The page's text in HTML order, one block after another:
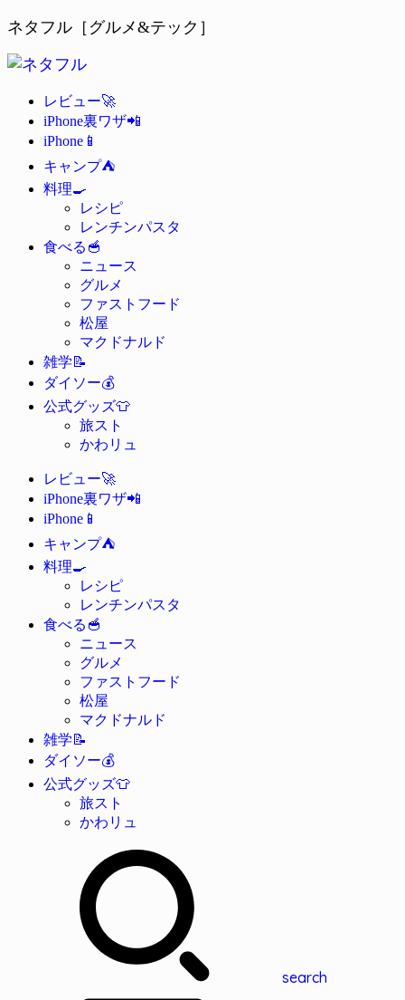
ネタフル［グルメ&テック］
レビュー🚀
iPhone裏ワザ📲
iPhone 📱
キャンプ⛺
料理🍳
レシピ
レンチンパスタ
食べる 🥣
ニュース
グルメ
ファストフード
松屋
マクドナルド
雑学📝
ダイソー💰
公式グッズ👕
旅スト
かわリュ
レビュー🚀
iPhone裏ワザ📲
iPhone 📱
キャンプ⛺
料理🍳
レシピ
レンチンパスタ
食べる 🥣
ニュース
グルメ
ファストフード
松屋
マクドナルド
雑学📝
ダイソー💰
公式グッズ👕
旅スト
かわリュ
search